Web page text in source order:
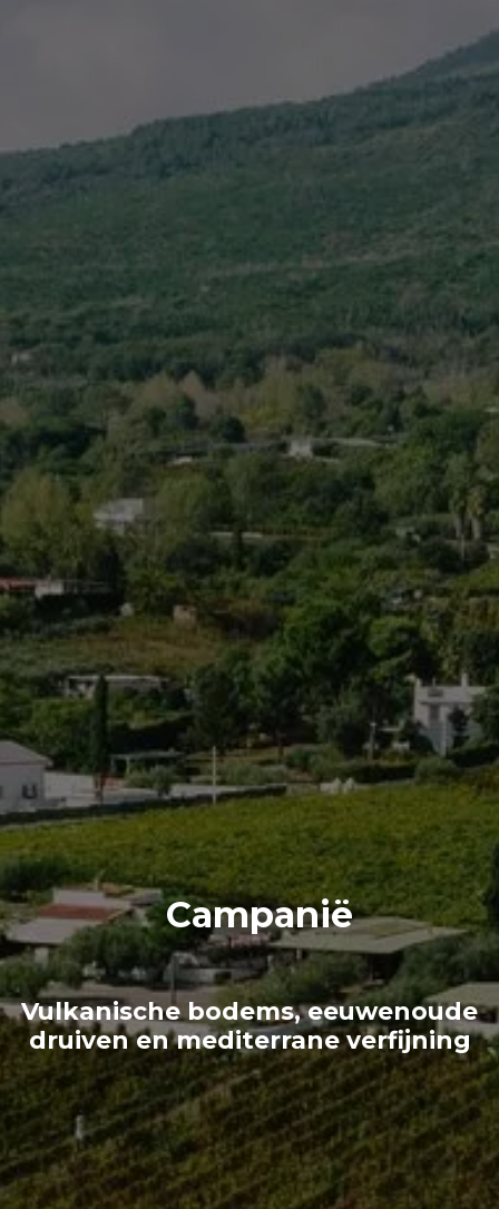
Campanië
Vulkanische bodems, eeuwenoude
druiven en mediterrane verfijning